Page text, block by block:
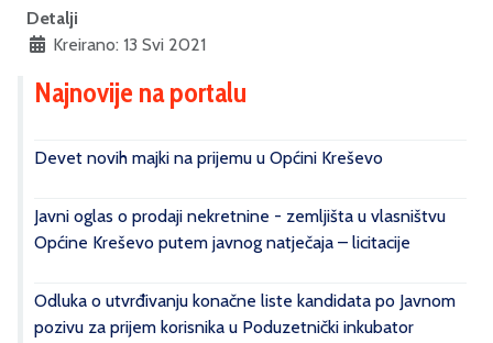
Detalji
Kreirano: 13 Svi 2021
Najnovije na portalu
Devet novih majki na prijemu u Općini Kreševo
Javni oglas o prodaji nekretnine - zemljišta u vlasništvu
Općine Kreševo putem javnog natječaja – licitacije
Odluka o utvrđivanju konačne liste kandidata po Javnom
pozivu za prijem korisnika u Poduzetnički inkubator